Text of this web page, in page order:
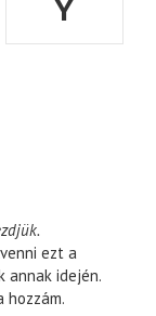
Y
ezt a
annak idején.